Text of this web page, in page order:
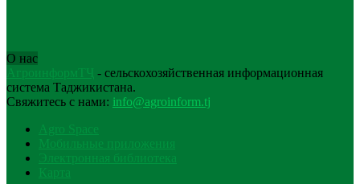
О нас
АгроинформТҶ - сельскохозяйственная информационная
система Таджикистана.
Свяжитесь с нами: info@agroinform.tj
Agro Space
Мобильные приложения
Электронная библиотека
Карта